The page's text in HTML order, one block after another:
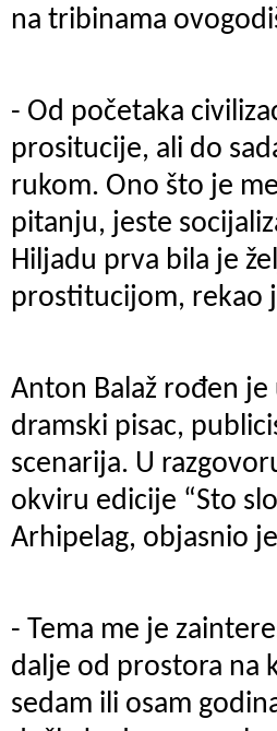
na tribinama
- Od početaka
prositucije, ali do
rukom. Ono što je
pitanju, jeste
Hiljadu prva bila je
prostitucijom, rekao
Anton Balaž rođen
dramski pisac,
scenarija. U
okviru edicije “Sto
Arhipelag, objasnio
- Tema me je
dalje od prostora na
sedam ili osam